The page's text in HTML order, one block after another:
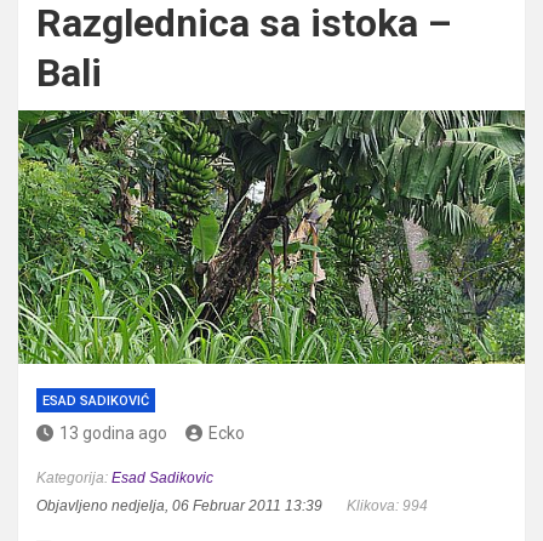
Razglednica sa istoka –
Bali
ESAD SADIKOVIĆ
13 godina ago Ecko
Kategorija: Esad Sadikovic
Objavljeno nedjelja, 06 Februar 2011 13:39
Klikova: 994